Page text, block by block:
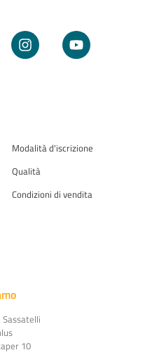
Modalità d'iscrizione
Qualità
Condizioni di vendita
10